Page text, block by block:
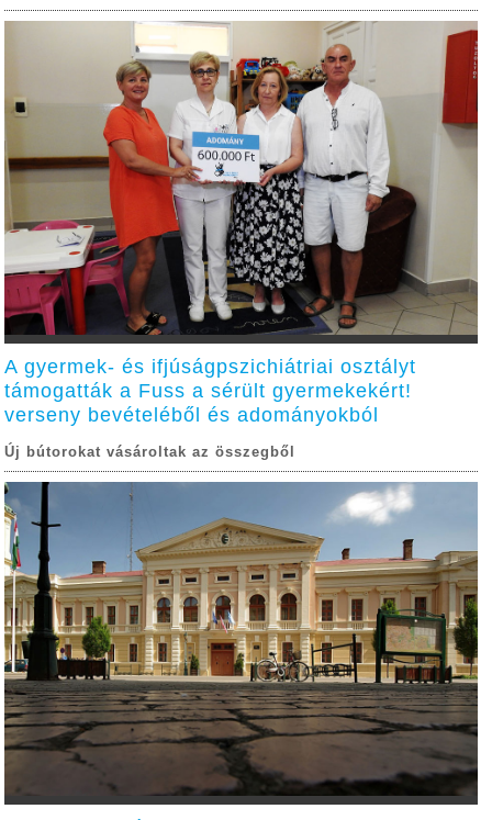
A gyermek- és ifjúságpszichiátriai osztályt
támogatták a Fuss a sérült gyermekekért!
verseny bevételéből és adományokból
Új bútorokat vásároltak az összegből